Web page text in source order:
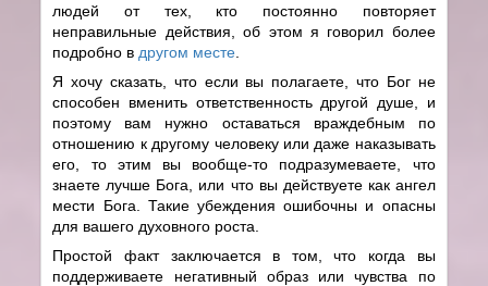
людей от тех, кто постоянно повторяет
неправильные действия, об этом я говорил более
подробно в другом месте
Я хочу сказать, что если вы полагаете, что Бог не
способен вменить ответственность другой душе, и
поэтому вам нужно оставаться враждебным по
отношению к другому человеку или даже наказывать
его, то этим вы вообще-то подразумеваете, что
знаете лучше Бога, или что вы действуете как ангел
мести Бога. Такие убеждения ошибочны и опасны
для вашего духовного роста.
Простой факт заключается в том, что когда вы
поддерживаете негативный образ или чувства по